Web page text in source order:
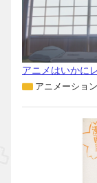
アニメはいかに
アニメーション